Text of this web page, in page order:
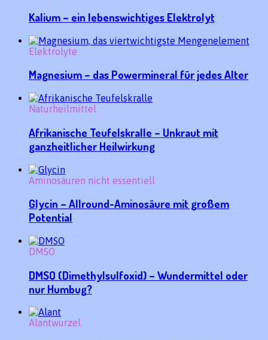
Kalium – ein lebenswichtiges Elektrolyt
Elektrolyte
Magnesium – das Powermineral für jedes Alter
Naturheilmittel
Afrikanische Teufelskralle – Unkraut mit
ganzheitlicher Heilwirkung
Aminosäuren nicht essentiell
Glycin – Allround-Aminosäure mit großem
Potential
DMSO
DMSO (Dimethylsulfoxid) – Wundermittel oder
nur Humbug?
Alantwurzel